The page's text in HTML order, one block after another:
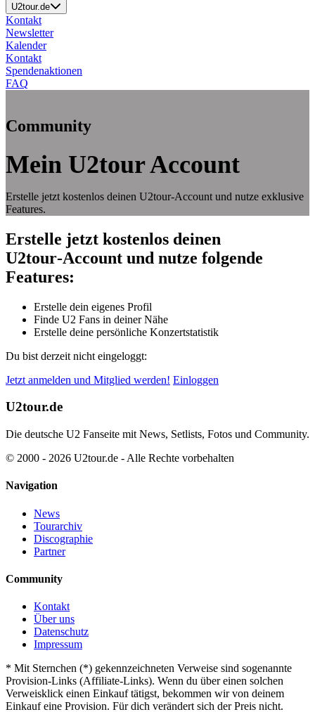
U2tour.de
Kontakt
Newsletter
Kalender
Kontakt
Spendenaktionen
FAQ
Community
Mein U2tour Account
Erstelle jetzt kostenlos deinen U2tour‑Account und nutze exklusive
Features.
Erstelle jetzt kostenlos deinen
U2tour‑Account und nutze folgende
Features:
Erstelle dein eigenes Profil
Finde U2 Fans in deiner Nähe
Erstelle deine persönliche Konzertstatistik
Du bist derzeit nicht eingeloggt:
Jetzt anmelden und Mitglied werden! Einloggen
U2tour.de
Die deutsche U2 Fanseite mit News, Setlists, Fotos und Community.
© 2000 - 2026 U2tour.de - Alle Rechte vorbehalten
Navigation
News
Tourarchiv
Discographie
Partner
Community
Kontakt
Über uns
Datenschutz
Impressum
* Mit Sternchen (*) gekennzeichneten Verweise sind sogenannte
Provision-Links (Affiliate-Links). Wenn du über einen solchen
Verweisklick einen Einkauf tätigst, bekommen wir von deinem
Einkauf eine Provision. Für dich verändert sich der Preis nicht.